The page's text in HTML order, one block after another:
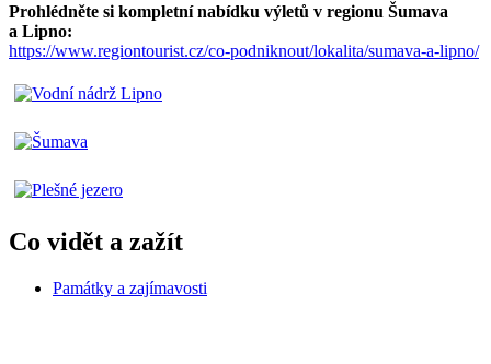
Prohlédněte si kompletní nabídku výletů v regionu Šumava
a Lipno:
https://www.regiontourist.cz/co-podniknout/lokalita/sumava-a-lipno/
Co vidět a zažít
Památky a zajímavosti